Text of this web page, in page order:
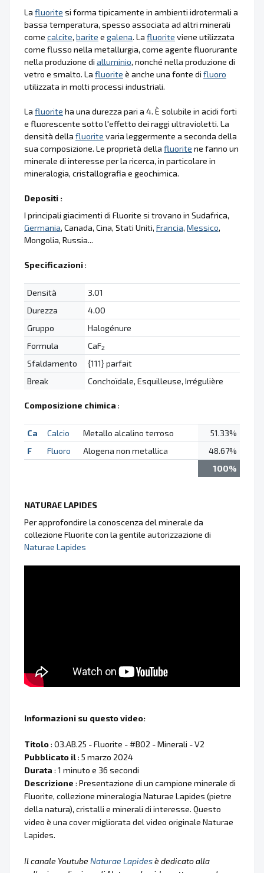
La fluorite si forma tipicamente in ambienti idrotermali a
bassa temperatura, spesso associata ad altri minerali
come calcite, barite e galena. La fluorite viene utilizzata
come flusso nella metallurgia, come agente fluorurante
nella produzione di alluminio, nonché nella produzione di
vetro e smalto. La fluorite è anche una fonte di fluoro
utilizzata in molti processi industriali.
La fluorite ha una durezza pari a 4. È solubile in acidi forti
e fluorescente sotto l'effetto dei raggi ultravioletti. La
densità della fluorite varia leggermente a seconda della
sua composizione. Le proprietà della fluorite ne fanno un
minerale di interesse per la ricerca, in particolare in
mineralogia, cristallografia e geochimica.
Depositi :
I principali giacimenti di Fluorite si trovano in Sudafrica,
Germania, Canada, Cina, Stati Uniti, Francia, Messico,
Mongolia, Russia...
Specificazioni:
Densità
3.01
Durezza
4.00
Gruppo
Halogénure
Formula
CaF2
Sfaldamento
{111} parfait
Break
Conchoïdale, Esquilleuse, Irrégulière
Composizione chimica :
Ca Calcio Metallo alcalino terroso
51.33%
F
Fluoro Alogena non metallica
48.67%
100%
NATURAE LAPIDES
Per approfondire la conoscenza del minerale da
collezione Fluorite con la gentile autorizzazione di
Naturae Lapides
Informazioni su questo video:
Titolo: 03.AB.25 - Fluorite - #B02 - Minerali - V2
Pubblicato il: 5 marzo 2024
Durata : 1 minuto e 36 secondi
Descrizione : Presentazione di un campione minerale di
Fluorite, collezione mineralogia Naturae Lapides (pietre
della natura), cristalli e minerali di interesse. Questo
video è una cover migliorata del video originale Naturae
Lapides.
Il canale Youtube Naturae Lapidesè dedicato alla